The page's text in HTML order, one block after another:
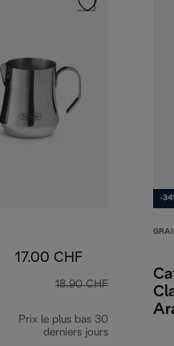
17.00 CHF
18.90 CHF
Prix le plus bas 30
derniers jours
-